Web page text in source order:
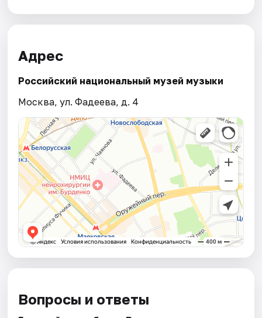
Адрес
Российский национальный музей музыки
Москва, ул. Фадеева, д. 4
Вопросы и ответы